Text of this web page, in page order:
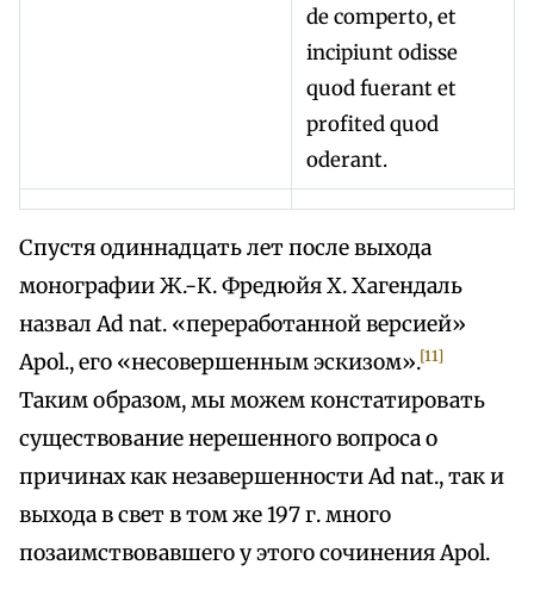
de comperto, et
incipiunt odisse
quod fuerant et
profited quod
oderant.
Спустя одиннадцать лет после выхода
монографии Ж.-К. Фредюйя X. Хагендаль
назвал Ad nat. «переработанной версией»
Apol., его «несовершенным эскизом».[11]
Таким образом, мы можем констатировать
существование нерешенного вопроса о
причинах как незавершенности Ad nat., так и
выхода в свет в том же 197 г. много
позаимствовавшего у этого сочинения Apol.